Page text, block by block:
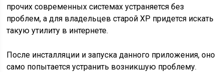
прочих современных системах устраняется без
проблем, а для владельцев старой XP придется искать
такую утилиту в интернете.
После инсталляции и запуска данного приложения, оно
само попытается устранить возникшую проблему.